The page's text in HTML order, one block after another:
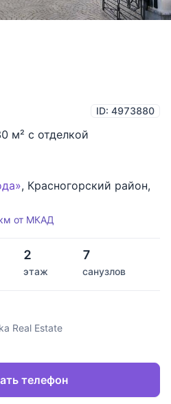
ID: 4973880
м² с отделкой
, Красногорский район,
от МКАД
2
этаж
7
санузлов
Real Estate
телефон